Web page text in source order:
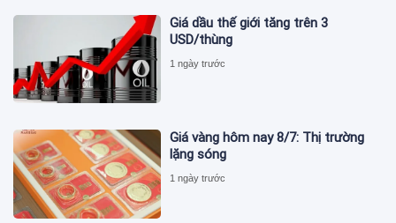
Giá dầu thế giới tăng trên 3
USD/thùng
1 ngày trước
Giá vàng hôm nay 8/7: Thị trường
lặng sóng
1 ngày trước